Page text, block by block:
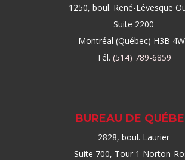
1250, boul. René-Lévesque
Suite 2200
Montréal (Québec) H3B
Tél. (514) 789-6859
BUREAU DE
2828, boul. Laurier
Suite 700, Tour 1 Norton-